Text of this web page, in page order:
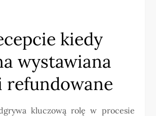
kiedy
wystawiana
refundowane
kluczową rolę w procesie